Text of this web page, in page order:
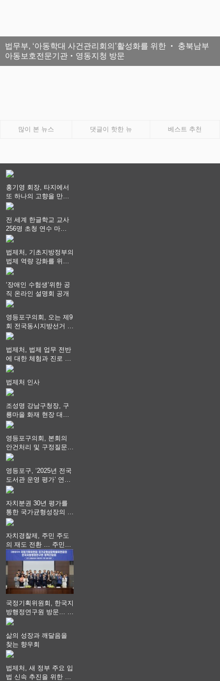
법무부, ‘아동학대 사건관리회의’활성화를 위한 ‧ 충북남부
아동보호전문기관‧영동지청 방문
많이 본 뉴스 댓글이 핫한 뉴 베스트 추천
홍기영 회장, 타지에서
또 하나의 고향을 만들
어 가다
전 세계 한글학교 교사
256명 초청 연수 마
쳐...“수업은 더 깊게, 교
법제처, 기초지방정부의
법제 역량 강화를 위한
전라권 현장설명회 개최
‘장애인 수험생‘위한 공
직 온라인 설명회 공개
영등포구의회, 오는 제9
회 전국동시지방선거 ‧
"공직사회는 어느 때보
자세를 지켜야 할 것"
법제처, 법제 업무 전반
에 대한 체험과 진로 상
담 기회 제공
법제처 인사
조성명 강남구청장, 구
룡마을 화재 현장 대응
지휘
영등포구의회, 본회의
안건처리 및 구정질문
실시
영등포구, ‘2025년 전국
도서관 운영 평가’ 연속
최고 영예 장관상에서
자치분권 30년 평가를
통한 국가균형성장의 방
향과 과제 논의
자치경찰제, 주민 주도
의 재도 전환 … 주민안
전 치안서비스가 최우선
되어야
국정기획위원회, 한국지
방행정연구원 방문… 국
가균형성장 논의
삶의 성장과 깨달음을
찾는 향우회
법제처, 새 정부 주요 입
법 신속 추진을 위한 중